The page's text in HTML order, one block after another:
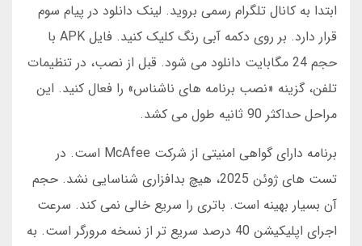
ابتدا به کانال تلگرام رسمی بروید. لینک دانلود در پیام سوم
قرار دارد. بر روی دکمه آبی رنگ کلیک کنید. فایل APK با
حجم 24 مگابایت دانلود می شود. قبل از نصب، در تنظیمات
تلفن، گزینه «نصب برنامه های ناشناس» را فعال کنید. این
مراحل حداکثر 90 ثانیه طول می کشد.
برنامه دارای گواهی امنیتی از شرکت McAfee است. در
تست های ژوئن 2025، هیچ بدافزاری شناسایی نشد. حجم
آن بسیار بهینه است. باتری را سریع خالی نمی کند. سرعت
اجرای اپلیکیشن 40 درصد سریع تر از نسخه مرورگر است. به